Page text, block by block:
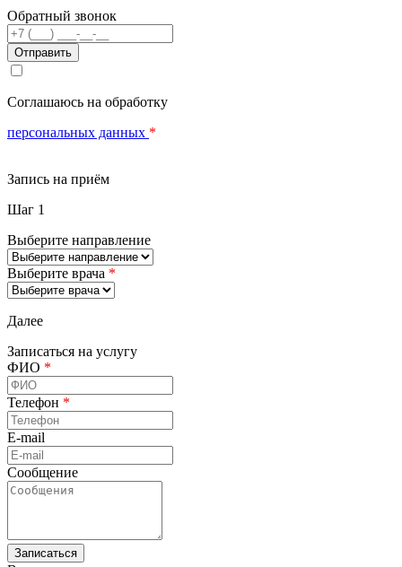
Обратный звонок
Телефон
Соглашаюсь на обработку
персональных данных *
Запись на приём
Шаг 1
Выберите направление
Выберите врача *
Далее
Записаться на услугу
ФИО *
Телефон *
E-mail
Сообщение